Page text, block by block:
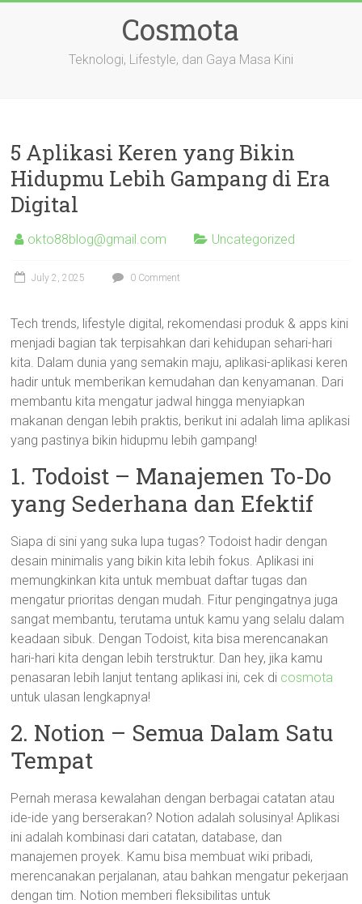
Cosmota
Teknologi, Lifestyle, dan Gaya Masa Kini
5 Aplikasi Keren yang Bikin
Hidupmu Lebih Gampang di Era
Digital
okto88blog@gmail.com Uncategorized
July 2, 2025 0 Comment
Tech trends, lifestyle digital, rekomendasi produk & apps kini
menjadi bagian tak terpisahkan dari kehidupan sehari-hari
kita. Dalam dunia yang semakin maju, aplikasi-aplikasi keren
hadir untuk memberikan kemudahan dan kenyamanan. Dari
membantu kita mengatur jadwal hingga menyiapkan
makanan dengan lebih praktis, berikut ini adalah lima aplikasi
yang pastinya bikin hidupmu lebih gampang!
1. Todoist – Manajemen To-Do
yang Sederhana dan Efektif
Siapa di sini yang suka lupa tugas? Todoist hadir dengan
desain minimalis yang bikin kita lebih fokus. Aplikasi ini
memungkinkan kita untuk membuat daftar tugas dan
mengatur prioritas dengan mudah. Fitur pengingatnya juga
sangat membantu, terutama untuk kamu yang selalu dalam
keadaan sibuk. Dengan Todoist, kita bisa merencanakan
hari-hari kita dengan lebih terstruktur. Dan hey, jika kamu
penasaran lebih lanjut tentang aplikasi ini, cek di cosmota
untuk ulasan lengkapnya!
2. Notion – Semua Dalam Satu
Tempat
Pernah merasa kewalahan dengan berbagai catatan atau
ide-ide yang berserakan? Notion adalah solusinya! Aplikasi
ini adalah kombinasi dari catatan, database, dan
manajemen proyek. Kamu bisa membuat wiki pribadi,
merencanakan perjalanan, atau bahkan mengatur pekerjaan
dengan tim. Notion memberi fleksibilitas untuk